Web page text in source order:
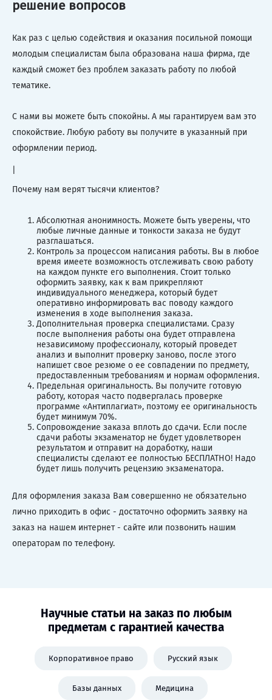
решение вопросов
Как раз с целью содействия и оказания посильной помощи
молодым специалистам была образована наша фирма, где
каждый сможет без проблем заказать работу по любой
тематике.
С нами вы можете быть спокойны. А мы гарантируем вам это
спокойствие. Любую работу вы получите в указанный при
оформлении период.
Почему нам верят тысячи клиентов?
Абсолютная анонимность. Можете быть уверены, что
любые личные данные и тонкости заказа не будут
разглашаться.
Контроль за процессом написания работы. Вы в любое
время имеете возможность отслеживать свою работу
на каждом пункте его выполнения. Стоит только
оформить заявку, как к вам прикрепляют
индивидуального менеджера, который будет
оперативно информировать вас поводу каждого
изменения в ходе выполнения заказа.
Дополнительная проверка специалистами. Сразу
после выполнения работы она будет отправлена
независимому профессионалу, который проведет
анализ и выполнит проверку заново, после этого
напишет свое резюме о ее совпадении по предмету,
предоставленным требованиям и нормам оформления.
Предельная оригинальность. Вы получите готовую
работу, которая часто подвергалась проверке
программе «Антиплагиат», поэтому ее оригинальность
будет минимум 70%.
Сопровождение заказа вплоть до сдачи. Если после
сдачи работы экзаменатор не будет удовлетворен
результатом и отправит на доработку, наши
специалисты сделают ее полностью БЕСПЛАТНО! Надо
будет лишь получить рецензию экзаменатора.
Для оформления заказа Вам совершенно не обязательно
лично приходить в офис - достаточно оформить заявку на
заказ на нашем интернет - сайте или позвонить нашим
операторам по телефону.
Научные статьи на заказ по любым
предметам с гарантией качества
Корпоративное право Русский язык
Базы данных Медицина